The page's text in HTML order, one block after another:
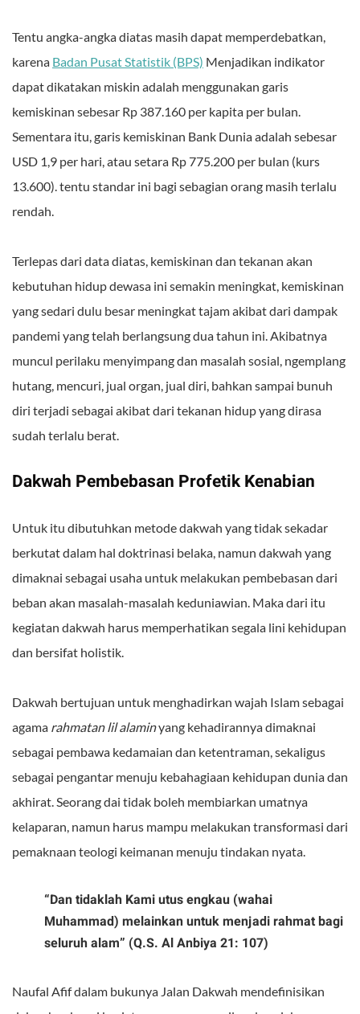
Tentu angka-angka diatas masih dapat memperdebatkan,
karena Badan Pusat Statistik (BPS) Menjadikan indikator
dapat dikatakan miskin adalah menggunakan garis
kemiskinan sebesar Rp 387.160 per kapita per bulan.
Sementara itu, garis kemiskinan Bank Dunia adalah sebesar
USD 1,9 per hari, atau setara Rp 775.200 per bulan (kurs
13.600). tentu standar ini bagi sebagian orang masih terlalu
rendah.
Terlepas dari data diatas, kemiskinan dan tekanan akan
kebutuhan hidup dewasa ini semakin meningkat, kemiskinan
yang sedari dulu besar meningkat tajam akibat dari dampak
pandemi yang telah berlangsung dua tahun ini. Akibatnya
muncul perilaku menyimpang dan masalah sosial, ngemplang
hutang, mencuri, jual organ, jual diri, bahkan sampai bunuh
diri terjadi sebagai akibat dari tekanan hidup yang dirasa
sudah terlalu berat.
Dakwah Pembebasan Profetik Kenabian
Untuk itu dibutuhkan metode dakwah yang tidak sekadar
berkutat dalam hal doktrinasi belaka, namun dakwah yang
dimaknai sebagai usaha untuk melakukan pembebasan dari
beban akan masalah-masalah keduniawian. Maka dari itu
kegiatan dakwah harus memperhatikan segala lini kehidupan
dan bersifat holistik.
Dakwah bertujuan untuk menghadirkan wajah Islam sebagai
agama rahmatan lil alaminyang kehadirannya dimaknai
sebagai pembawa kedamaian dan ketentraman, sekaligus
sebagai pengantar menuju kebahagiaan kehidupan dunia dan
akhirat. Seorang dai tidak boleh membiarkan umatnya
kelaparan, namun harus mampu melakukan transformasi dari
pemaknaan teologi keimanan menuju tindakan nyata.
“Dan tidaklah Kami utus engkau (wahai
Muhammad) melainkan untuk menjadi rahmat bagi
seluruh alam” (Q.S. Al Anbiya 21: 107)
Naufal Afif dalam bukunya Jalan Dakwah mendefinisikan